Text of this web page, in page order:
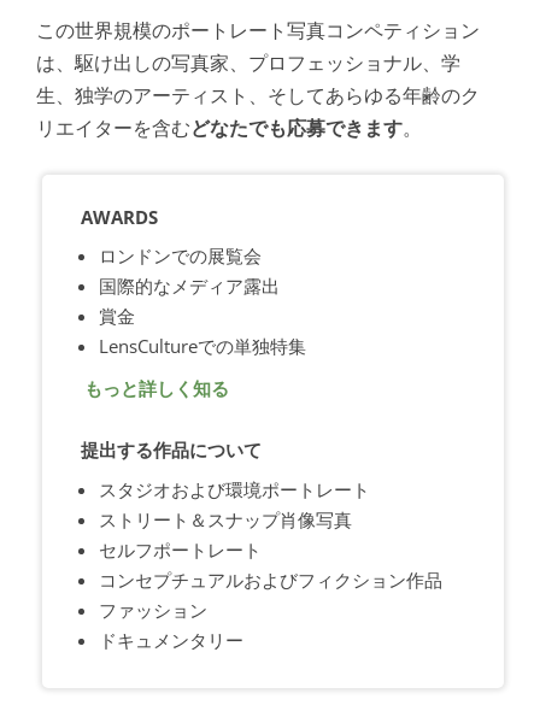
この世界規模のポートレート写真コンペティション
は、駆け出しの写真家、プロフェッショナル、学
生、独学のアーティスト、そしてあらゆる年齢のク
リエイターを含むどなたでも応募できます。
AWARDS
ロンドンでの展覧会
国際的なメディア露出
賞金
LensCultureでの単独特集
もっと詳しく知る
提出する作品について
スタジオおよび環境ポートレート
ストリート＆スナップ肖像写真
セルフポートレート
コンセプチュアルおよびフィクション作品
ファッション
ドキュメンタリー